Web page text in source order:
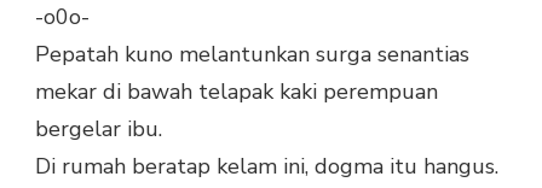
-o0o-
Pepatah kuno melantunkan surga senantias
mekar di bawah telapak kaki perempuan
bergelar ibu.
Di rumah beratap kelam ini, dogma itu hangus.